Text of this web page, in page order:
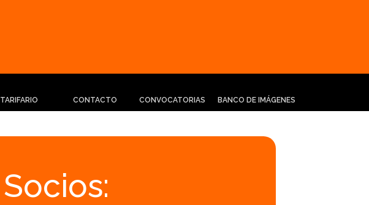
TARIFARIO CONTACTO CONVOCATORIAS BANCO DE IMÁGENES
Socios: